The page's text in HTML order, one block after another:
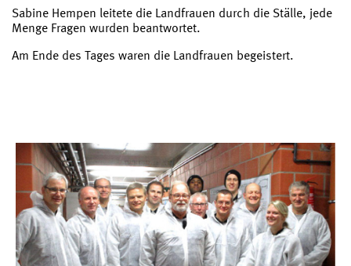
Sabine Hempen leitete die Landfrauen durch die Ställe, jede
Menge Fragen wurden beantwortet.
Am Ende des Tages waren die Landfrauen begeistert.